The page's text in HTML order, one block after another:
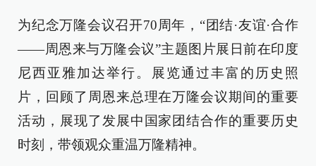
为纪念万隆会议召开70周年，“团结·友谊·合作
——周恩来与万隆会议”主题图片展日前在印度
尼西亚雅加达举行。展览通过丰富的历史照
片，回顾了周恩来总理在万隆会议期间的重要
活动，展现了发展中国家团结合作的重要历史
时刻，带领观众重温万隆精神。